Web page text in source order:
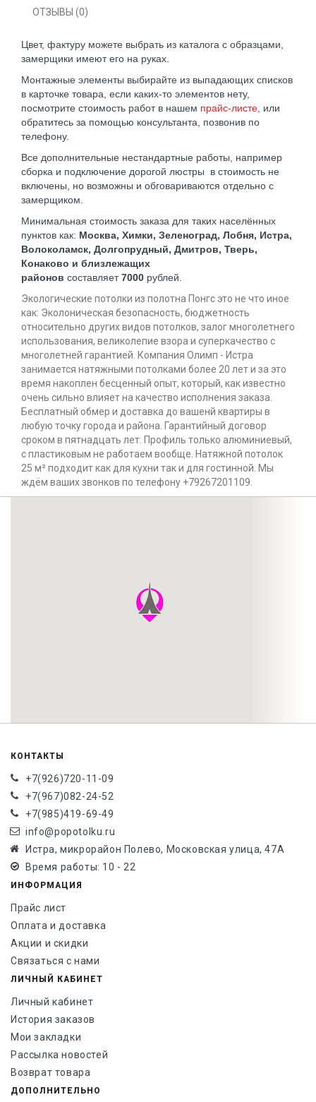
ОТЗЫВЫ (0)
Цвет, фактуру можете выбрать из каталога с образцами,
замерщики имеют его на руках.
Монтажные элементы выбирайте из выпадающих списков
в карточке товара, если каких-то элементов нету,
посмотрите стоимость работ в нашем прайс-листе, или
обратитесь за помощью консультанта, позвонив по
телефону.
Все дополнительные нестандартные работы, например
сборка и подключение дорогой люстры в стоимость не
включены, но возможны и обговариваются отдельно с
замерщиком.
Минимальная стоимость заказа для таких населённых
пунктов как: Москва, Химки, Зеленоград, Лобня, Истра,
Волоколамск, Долгопрудный, Дмитров, Тверь,
Конаково и близлежащих
районов составляет7000 рублей.
Экологические потолки из полотна Понгс это не что иное
как: Эколоническая безопасность, бюджетность
относительно других видов потолков, залог многолетнего
использования, великолепие взора и суперкачество с
многолетней гарантией. Компания Олимп - Истра
занимается натяжными потолками более 20 лет и за это
время накоплен бесценный опыт, который, как известно
очень сильно влияет на качество исполнения заказа.
Бесплатный обмер и доставка до вашенй квартиры в
любую точку города и района. Гарантийный договор
сроком в пятнадцать лет. Профиль только алюминиевый,
с пластиковым не работаем вообще. Натяжной потолок
25 м² подходит как для кухни так и для гостинной. Мы
ждём ваших звонков по телефону +79267201109.
КОНТАКТЫ
+7(926)720-11-09
+7(967)082-24-52
+7(985)419-69-49
info@popotolku.ru
Истра, микрорайон Полево, Московская улица, 47А
Время работы: 10 - 22
ИНФОРМАЦИЯ
Прайс лист
Оплата и доставка
Акции и скидки
Связаться с нами
ЛИЧНЫЙ КАБИНЕТ
Личный кабинет
История заказов
Мои закладки
Рассылка новостей
Возврат товара
ДОПОЛНИТЕЛЬНО